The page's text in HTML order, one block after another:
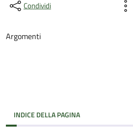
Condividi
Argomenti
INDICE DELLA PAGINA